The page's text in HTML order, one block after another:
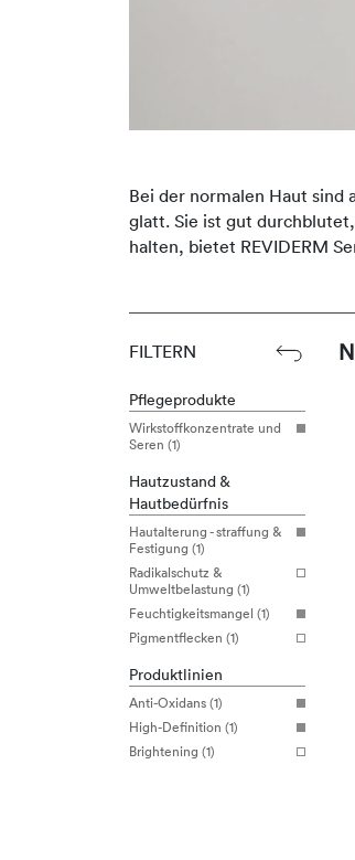
Bei der normalen Haut
glatt. Sie ist gut
halten, bietet REVIDERM
FILTERN
Pflegeprodukte
Wirkstoffkonzentrate und
Seren (1)
Hautzustand &
Hautbedürfnis
Hautalterung - straffung &
Festigung (1)
Radikalschutz &
Umweltbelastung (1)
Feuchtigkeitsmangel (1)
Pigmentflecken (1)
Produktlinien
Anti-Oxidans (1)
High-Definition (1)
Brightening (1)